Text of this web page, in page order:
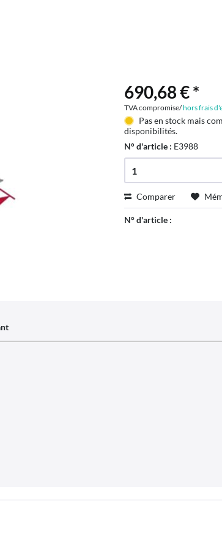
690,68 € *
TVA compromise/hors frais
Pas en stock mais
disponibilités.
N° d'article : E3988
Comparer
N° d'article :